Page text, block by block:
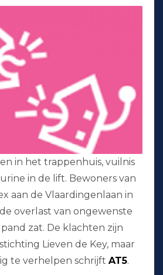
in het trappenhuis, vuilnis
in de lift. Bewoners van
aan de Vlaardingenlaan in
overlast van ongewenste
zat. De klachten zijn
Lieven de Key, maar
te verhelpen schrijft AT5.